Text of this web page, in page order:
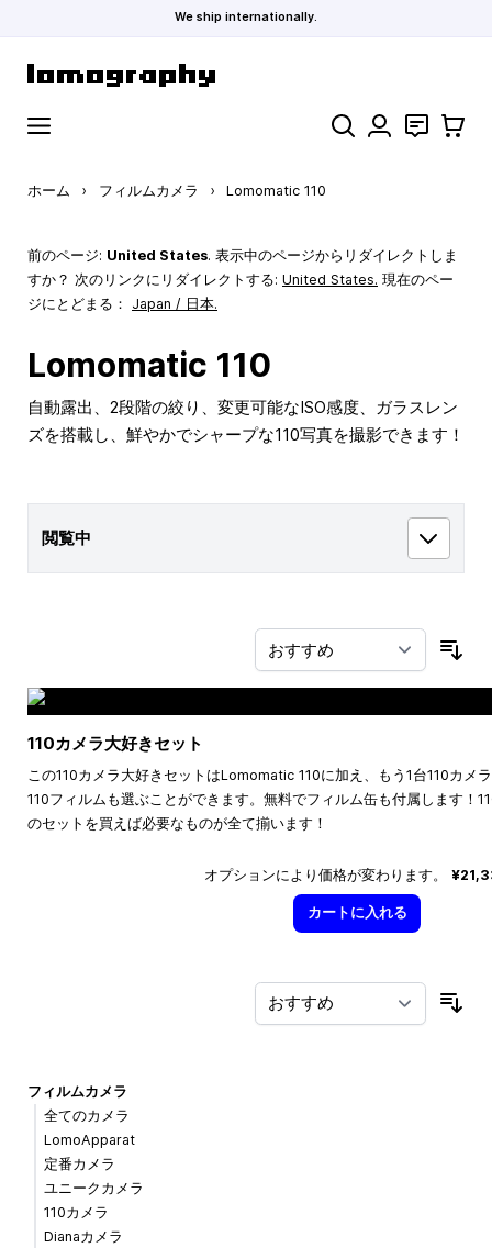
We ship internationally.
検索 お問い合わ
カート
ホーム › フィルムカメラ › Lomomatic 110
前のページ: United States. 表示中のページからリダイレクトしま
すか？ 次のリンクにリダイレクトする: United States. 現在のペー
ジにとどまる： Japan / 日本.
Lomomatic 110
自動露出、2段階の絞り、変更可能なISO感度、ガラスレン
ズを搭載し、鮮やかでシャープな110写真を撮影できます！
閲覧中
110カメラ大好きセット
この110カメラ大好きセットはLomomatic 110に加え、もう1台110カメ
110フィルムも選ぶことができます。無料でフィルム缶も付属します！
のセットを買えば必要なものが全て揃います！
オプションにより価格が変わります。
カートに入れる
フィルムカメラ
全てのカメラ
LomoApparat
定番カメラ
ユニークカメラ
110カメラ
Dianaカメラ